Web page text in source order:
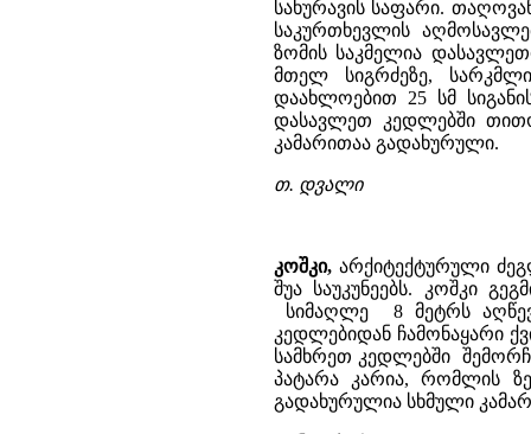
სახურავის საფარი.
საკურთხევლის
ზომის საკმელია
მთელ სიგრძეზე,
დაახლოებით 25 სმ
დასავლეთ კედლებში
კამარითაა გადახურული.
თ. დვალი
კოშკი, არქიტექტურული
შუა საუკუნეებს. კოშკი
სიმაღლე 8 მეტრს
კედლებიდან ჩამონაყარი
სამხრეთ კედლებში
პატარა კარია, რომლის
გადახურულია სხმული